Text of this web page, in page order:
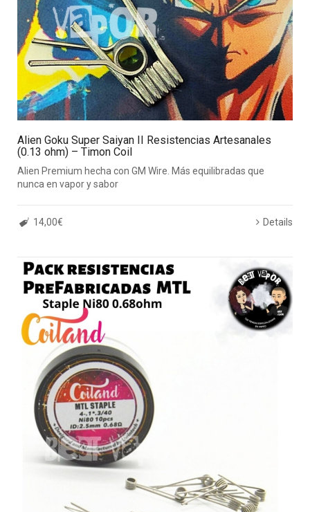
Alien Goku Super Saiyan II Resistencias Artesanales
(0.13 ohm) – Timon Coil
Alien Premium hecha con GM Wire. Más equilibradas que
nunca en vapor y sabor
14,00€ Details